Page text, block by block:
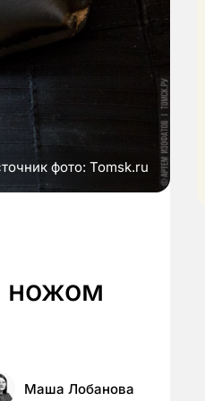
фото: Tomsk.ru
ножом
Маша Лобанова